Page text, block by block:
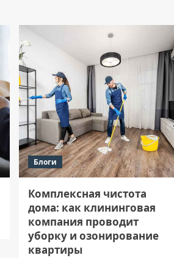
Блоги
Комплексная чистота
дома: как клининговая
компания проводит
уборку и озонирование
квартиры